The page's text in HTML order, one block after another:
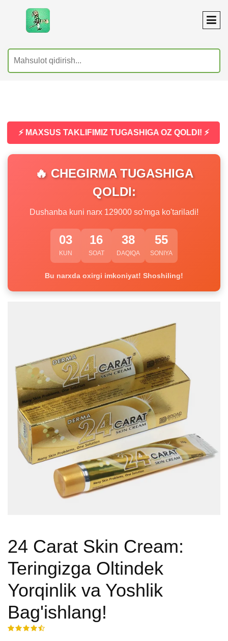
⚡ MAXSUS TAKLIFIMIZ TUGASHIGA OZ QOLDI! ⚡
🔥 CHEGIRMA TUGASHIGA
QOLDI:
Dushanba kuni narx 129000 so'mga ko'tariladi!
03
KUN
16
SOAT
38
DAQIQA
55
SONIYA
Bu narxda oxirgi imkoniyat! Shoshiling!
24 Carat Skin Cream:
Teringizga Oltindek
Yorqinlik va Yoshlik
Bag'ishlang!